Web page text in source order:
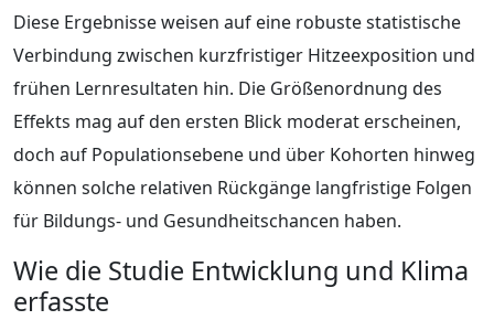
Diese Ergebnisse weisen auf eine robuste statistische
Verbindung zwischen kurzfristiger Hitzeexposition und
frühen Lernresultaten hin. Die Größenordnung des
Effekts mag auf den ersten Blick moderat erscheinen,
doch auf Populationsebene und über Kohorten hinweg
können solche relativen Rückgänge langfristige Folgen
für Bildungs- und Gesundheitschancen haben.
Wie die Studie Entwicklung und Klima
erfasste